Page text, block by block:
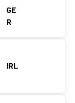
GE
R
IRL